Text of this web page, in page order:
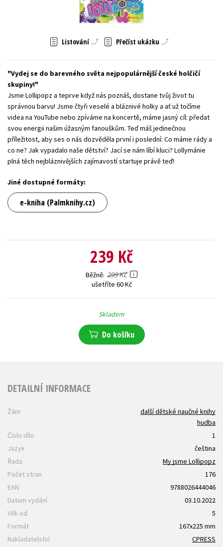
Zahraniční literatura
Všechny tituly
Listování Přečíst ukázku
Vydej se do barevného světa nejpopulárnější české holčičí
skupiny!
Jsme Lollipopz a teprve když nás poznáš, dostane tvůj život tu
správnou barvu! Jsme čtyři veselé a bláznivé holky a ať už točíme
videa na YouTube nebo zpíváme na koncertě, máme jasný cíl: předat
svou energii našim úžasným fanouškům. Teď máš jedinečnou
příležitost, aby ses o nás dozvěděla první i poslední: Co máme rády a
co ne? Jak vypadalo naše dětství? Jací se nám líbí kluci? Lollymánie
plná těch nejbláznivějších zajímavostí startuje právě teď!
Jiné dostupné formáty:
e-kniha (Palmknihy.cz)
239 Kč
Běžně 299 Kč
ušetříte 60 Kč
Skladem
Do košíku
DETAILNÍ INFORMACE
Žánr
další dětské naučné knihy
hudba
Číslo dílu
1
Jazyk
čeština
Řada
My jsme Lollipopz
Počet stran
176
EAN
9788026444046
Datum vydání
03.10.2022
Věk od
5
Formát
167x225 mm
Nakladatelství
CPRESS